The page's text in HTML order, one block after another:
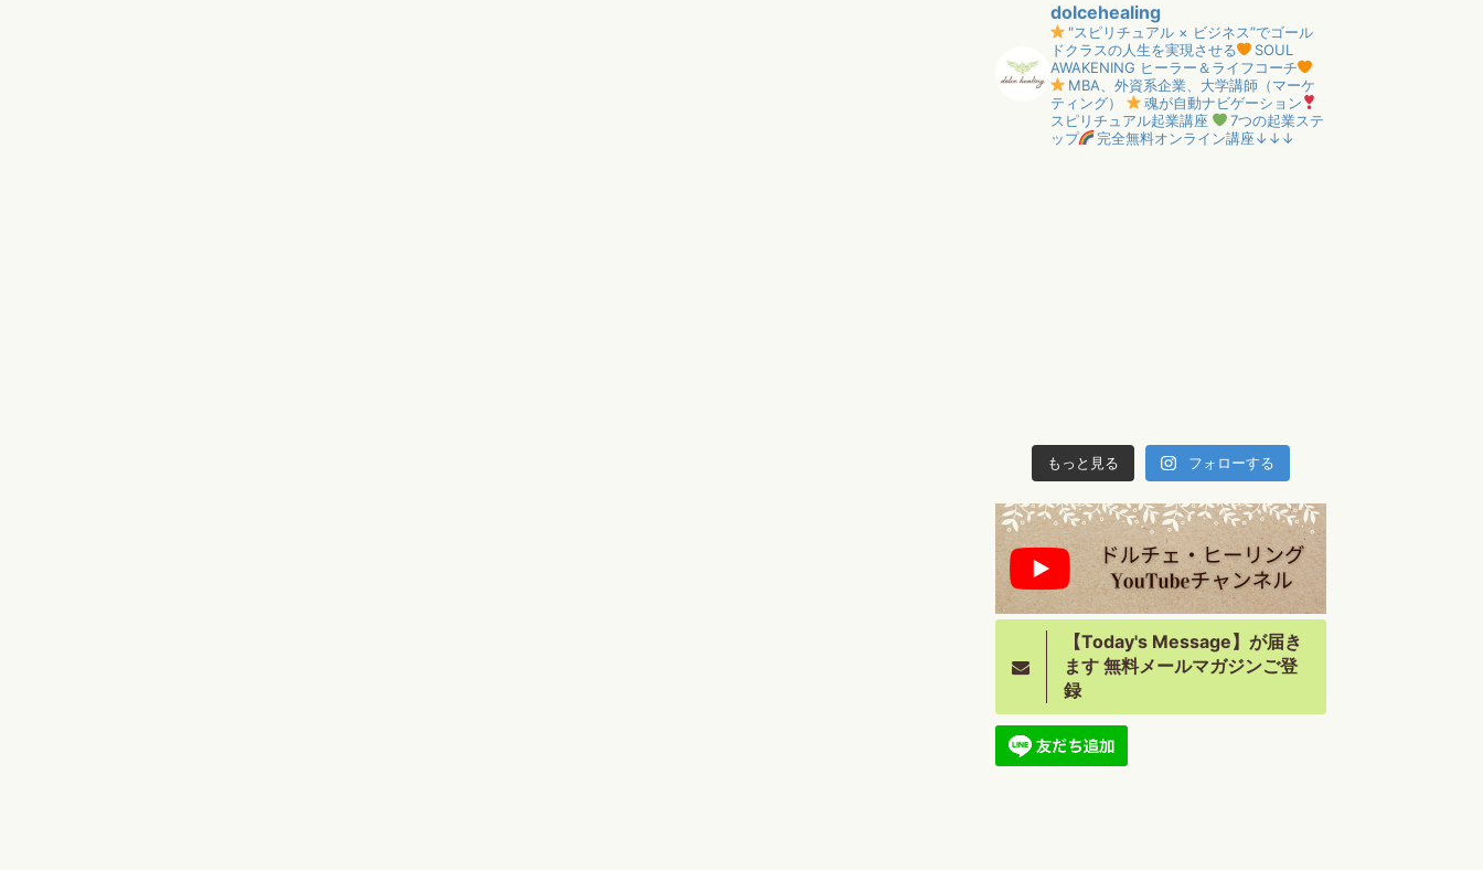
dolcehealing
"スピリチュアル × ビジネス”でゴール
ドクラスの人生を実現させる
SOUL
AWAKENING ヒーラー＆ライフコーチ
MBA、外資系企業、大学講師（マーケ
ティング）
魂が自動ナビゲーション
スピリチュアル起業講座
7つの起業ステ
ップ
完全無料オンライン講座↓↓↓
もっと見る フォローする
【Today's Message】が届き
ます 無料メールマガジンご登
録